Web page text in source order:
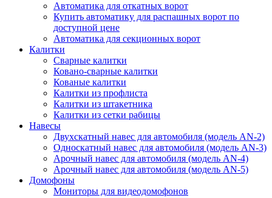
Автоматика для откатных ворот
Купить автоматику для распашных ворот по
доступной цене
Автоматика для секционных ворот
Калитки
Сварные калитки
Ковано-сварные калитки
Кованые калитки
Калитки из профлиста
Калитки из штакетника
Калитки из сетки рабицы
Навесы
Двухскатный навес для автомобиля (модель AN-2)
Односкатный навес для автомобиля (модель AN-3)
Арочный навес для автомобиля (модель AN-4)
Арочный навес для автомобиля (модель AN-5)
Домофоны
Мониторы для видеодомофонов